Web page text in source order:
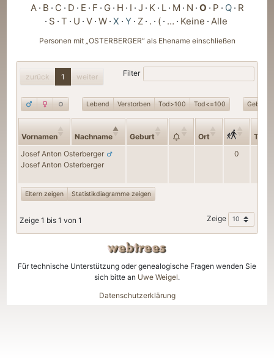
A B C D E F G H I J K L M N O P Q
R
S T U V W X Y Z . ( … Keine Alle
Personen mit „OSTERBERGER“ als Ehename einschließen
zurück 1 weiter Filter
Lebend Verstorben Tod>100 Tod<=100
Vornamen Nachname Geburt Ort
Tod
Josef Anton Osterberger
Josef Anton Osterberger
0
Eltern zeigen Statistikdiagramme zeigen
Zeige 1 bis 1 von 1 Zeige
Für technische Unterstützung oder genealogische Fragen wenden Sie
sich bitte an Uwe Weigel.
Datenschutzerklärung